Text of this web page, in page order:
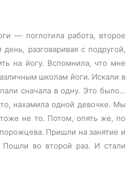
— поглотила работа, второе
разговаривая с подругой,
на йогу. Вспомнила, что мне
школам йоги. Искали в
сначала в одну. Это было…
нахамила одной девочке. Мы
не то. Потом, опять же, по
Пришли на занятие и
во второй раз. И стали